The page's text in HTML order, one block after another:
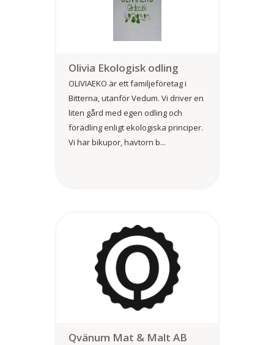
Olivia Ekologisk odling
OLIVIAEKO är ett familjeföretag i
Bitterna, utanför Vedum. Vi driver en
liten gård med egen odling och
förädling enligt ekologiska principer.
Vi har bikupor, havtorn b...
Qvänum Mat & Malt AB